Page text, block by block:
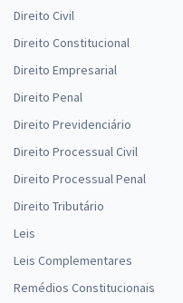
Direito Civil
Direito Constitucional
Direito Empresarial
Direito Penal
Direito Previdenciário
Direito Processual Civil
Direito Processual Penal
Direito Tributário
Leis
Leis Complementares
Remédios Constitucionais